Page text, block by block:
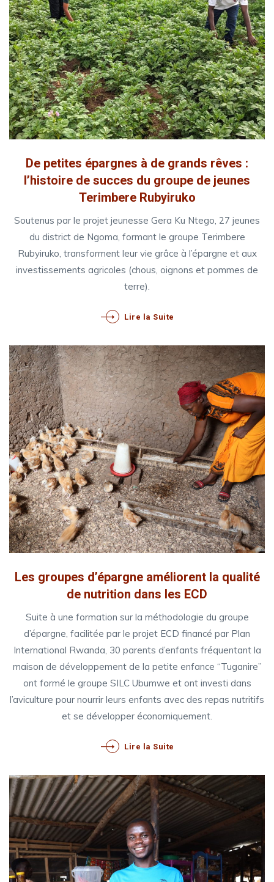
De petites épargnes à de grands rêves :
l’histoire de succes du groupe de jeunes
Terimbere Rubyiruko
Soutenus par le projet jeunesse Gera Ku Ntego, 27 jeunes
du district de Ngoma, formant le groupe Terimbere
Rubyiruko, transforment leur vie grâce à l’épargne et aux
investissements agricoles (chous, oignons et pommes de
terre).
Lire la Suite
Les groupes d’épargne améliorent la qualité
de nutrition dans les ECD
Suite à une formation sur la méthodologie du groupe
d’épargne, facilitée par le projet ECD financé par Plan
International Rwanda, 30 parents d’enfants fréquentant la
maison de développement de la petite enfance “Tuganire”
ont formé le groupe SILC Ubumwe et ont investi dans
l’aviculture pour nourrir leurs enfants avec des repas nutritifs
et se développer économiquement.
Lire la Suite